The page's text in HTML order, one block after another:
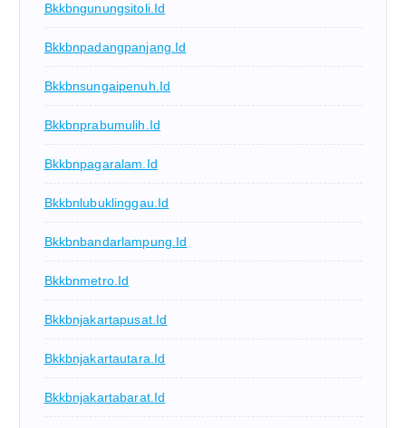
Bkkbngunungsitoli.id
Bkkbnpadangpanjang.id
Bkkbnsungaipenuh.id
Bkkbnprabumulih.id
Bkkbnpagaralam.id
Bkkbnlubuklinggau.id
Bkkbnbandarlampung.id
Bkkbnmetro.id
Bkkbnjakartapusat.id
Bkkbnjakartautara.id
Bkkbnjakartabarat.id